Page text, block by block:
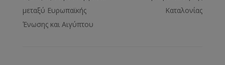
μεταξύ Ευρωπαϊκής
Ένωσης και Αιγύπτου
Καταλονίας